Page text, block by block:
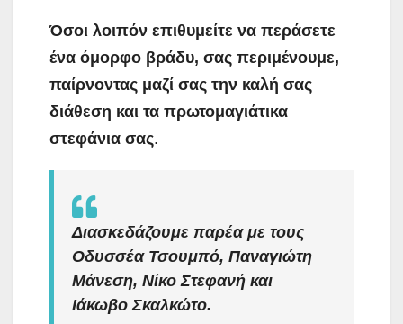
Όσοι λοιπόν επιθυμείτε να περάσετε
ένα όμορφο βράδυ, σας περιμένουμε,
παίρνοντας μαζί σας την καλή σας
διάθεση και τα πρωτομαγιάτικα
στεφάνια σας.
Διασκεδάζουμε παρέα με τους
Οδυσσέα Τσουμπό, Παναγιώτη
Μάνεση, Νίκο Στεφανή και
Ιάκωβο Σκαλκώτο.